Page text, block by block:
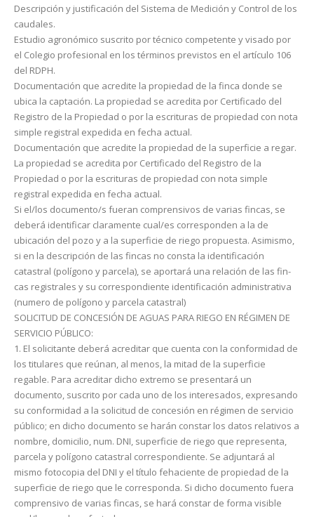
Descripción y justificación del Sistema de Medición y Control de los
caudales.
Estudio agronómico suscrito por técnico competente y visado por
el Colegio profesional en los términos pre­vistos en el artículo 106
del RDPH.
Documentación que acredite la propiedad de la finca donde se
ubica la captación. La propiedad se acre­dita por Certificado del
Registro de la Propiedad o por la escrituras de propiedad con nota
simple registral expedida en fecha actual.
Documentación que acredite la propiedad de la superficie a regar.
La propiedad se acredita por Certifi­cado del Registro de la
Propiedad o por la escrituras de propiedad con nota simple
registral expedida en fecha actual.
Si el/los documento/s fueran comprensivos de varias fincas, se
deberá identificar claramente cual/es co­rresponden a la de
ubicación del pozo y a la superficie de riego propuesta. Asimismo,
si en la descripción de las fincas no consta la identificación
catastral (polígono y parcela), se aportará una relación de las fin­
cas registrales y su correspondiente identificación administrativa
(numero de polígono y parcela catastral)
SOLICITUD DE CONCESIÓN DE AGUAS PARA RIEGO EN RÉGIMEN DE
SERVICIO PÚBLICO:
1. El solicitante deberá acreditar que cuenta con la conformidad de
los titulares que reúnan, al menos, la mitad de la superficie
regable. Para acreditar dicho extremo se presentará un
documento, suscrito por cada uno de los interesados, expresando
su conformidad a la solicitud de concesión en régimen de servicio
público; en dicho documento se harán constar los datos relativos a
nombre, domicilio, num. DNI, superficie de riego que repre­senta,
parcela y polígono catastral correspondiente. Se adjuntará al
mismo fotocopia del DNI y el título feha­ciente de propiedad de la
superficie de riego que le corresponda. Si dicho documento fuera
comprensivo de va­rias fincas, se hará constar de forma visible